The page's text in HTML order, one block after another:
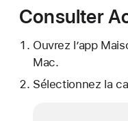
Consulter
Ouvrez l’app
Mac.
Sélectionnez la